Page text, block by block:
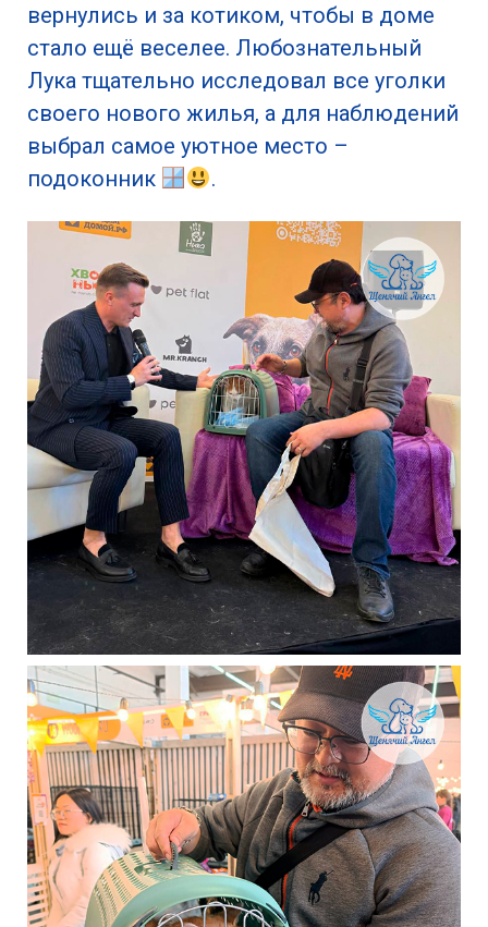
вернулись и за котиком, чтобы в доме
стало ещё веселее. Любознательный
Лука тщательно исследовал все уголки
своего нового жилья, а для наблюдений
выбрал самое уютное место –
подоконник
.